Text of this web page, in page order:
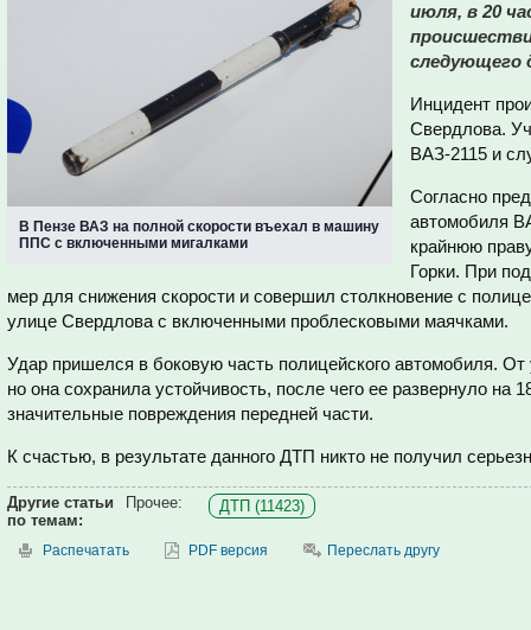
В Пензе ВАЗ на полной скорости въехал в машину
ППС с включенными мигалками
июля, в 20
следующего
Инцидент
Свердлова.
ВАЗ-2115 и
Согласно
автомобиля
крайнюю
Горки. При
мер для снижения скорости и совершил столкновение с
улице Свердлова с включенными проблесковыми маячками.
Удар пришелся в боковую часть полицейского автомобиля.
но она сохранила устойчивость, после чего ее развернуло на
значительные повреждения передней части.
К счастью, в результате данного ДТП никто не получил
Другие статьи
по темам:
Прочее: ДТП (11423)
Распечатать PDF версия Переслать другу